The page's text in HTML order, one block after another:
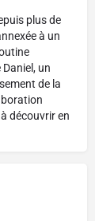
plus de
à un
un
de la
découvrir en